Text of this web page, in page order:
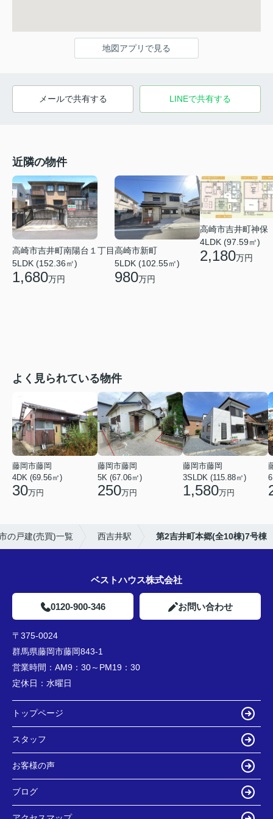
地図アプリで見る
メールで共有する LINEで共有する
近隣の物件
高崎市吉井町南陽台１丁目
5LDK (152.36㎡)
1,680万円
高崎市新町
5LDK (102.55㎡)
980万円
高崎市吉井町神保
4LDK (97.59㎡)
2,180万円
よく見られている物件
藤岡市藤岡
4DK (69.56㎡)
30万円
藤岡市藤岡
5K (67.06㎡)
250万円
藤岡市藤岡
3SLDK (115.88㎡)
1,580万円
の戸建(売買)一覧 西吉井駅 第2吉井町本郷(全10棟)7号棟
ベストハウス株式会社
0120-900-346 お問い合わせ
〒375-0024
群馬県藤岡市藤岡843-1
営業時間： AM9：30～PM19：30
定休日： 水曜日
トップページ
スタッフ
お客様の声
ブログ